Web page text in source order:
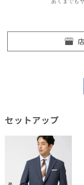
セットアップ